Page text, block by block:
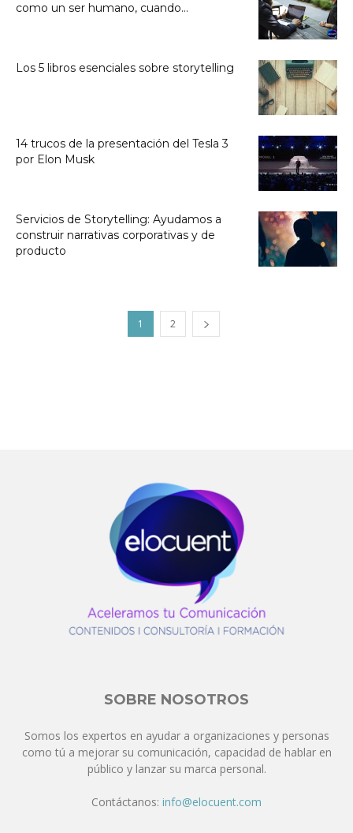
como un ser humano, cuando...
Los 5 libros esenciales sobre storytelling
14 trucos de la presentación del Tesla 3
por Elon Musk
Servicios de Storytelling: Ayudamos a
construir narrativas corporativas y de
producto
1 2
SOBRE NOSOTROS
Somos los expertos en ayudar a organizaciones y personas
como tú a mejorar su comunicación, capacidad de hablar en
público y lanzar su marca personal.
Contáctanos: info@elocuent.com